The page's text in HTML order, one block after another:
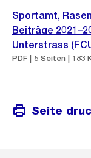
Sportamt,
Beiträge
Unterstrass
PDF | 5 Seiten | 183
Seite